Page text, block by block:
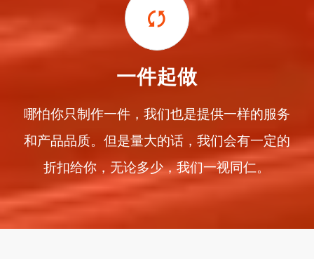
一件起做
哪怕你只制作一件，我们也是提供一样的服务
和产品品质。但是量大的话，我们会有一定的
折扣给你，无论多少，我们一视同仁。